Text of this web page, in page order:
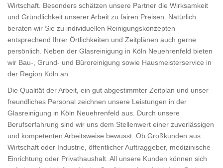
Wirtschaft. Besonders schätzen unsere Partner die Wirksamkeit
und Gründlichkeit unserer Arbeit zu fairen Preisen. Natürlich
beraten wir Sie zu individuellen Reinigungskonzepten
entsprechend Ihrer Örtlichkeiten und Zeitplänen auch gerne
persönlich. Neben der Glasreinigung in Köln Neuehrenfeld bieten
wir Bau-, Grund- und Büroreinigung sowie Hausmeisterservice in
der Region Köln an.
Die Qualität der Arbeit, ein gut abgestimmter Zeitplan und unser
freundliches Personal zeichnen unsere Leistungen in der
Glasreinigung in Köln Neuehrenfeld aus. Durch unsere
Berufserfahrung sind wir uns dem Stellenwert einer zuverlässigen
und kompetenten Arbeitsweise bewusst. Ob Großkunden aus
Wirtschaft oder Industrie, öffentlicher Auftraggeber, medizinische
Einrichtung oder Privathaushalt. All unsere Kunden können sich